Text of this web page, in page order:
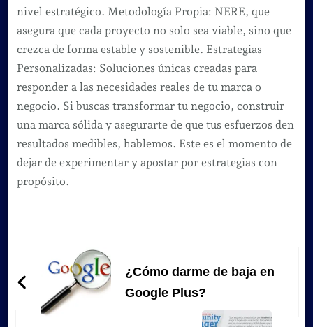
nivel estratégico. Metodología Propia: NERE, que
asegura que cada proyecto no solo sea viable, sino que
crezca de forma estable y sostenible. Estrategias
Personalizadas: Soluciones únicas creadas para
responder a las necesidades reales de tu marca o
negocio. Si buscas transformar tu negocio, construir
una marca sólida y asegurarte de que tus esfuerzos den
resultados medibles, hablemos. Este es el momento de
dejar de experimentar y apostar por estrategias con
propósito.
Navegación
de
entradas
¿Cómo darme de baja en
Google Plus?